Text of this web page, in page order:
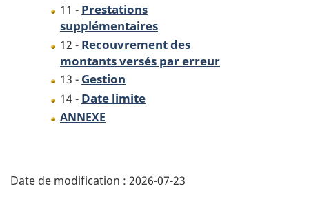
11 - Prestations
supplémentaires
12 - Recouvrement des
montants versés par erreur
13 - Gestion
14 - Date limite
ANNEXE
é
Date de modification : 2026-07-23